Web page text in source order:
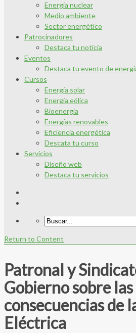
Energía nuclear
Medio ambiente
Sector energético
Patrocinadores
Destaca tu noticia
Eventos
Destaca tu evento de
Cursos
Energía solar
Energía eólica
Bioenergía
Energías renovables
Eficiencia energética
Descata tu curso
Servicios
Diseño web
Destaca tu servicios
Return to Content
Patronal y
Gobierno sobre las
consecuencias de
Eléctrica